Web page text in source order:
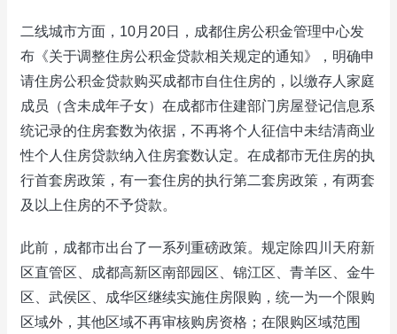
二线城市方面，10月20日，成都住房公积金管理中心发
布《关于调整住房公积金贷款相关规定的通知》，明确申
请住房公积金贷款购买成都市自住住房的，以缴存人家庭
成员（含未成年子女）在成都市住建部门房屋登记信息系
统记录的住房套数为依据，不再将个人征信中未结清商业
性个人住房贷款纳入住房套数认定。在成都市无住房的执
行首套房政策，有一套住房的执行第二套房政策，有两套
及以上住房的不予贷款。
此前，成都市出台了一系列重磅政策。规定除四川天府新
区直管区、成都高新区南部园区、锦江区、青羊区、金牛
区、武侯区、成华区继续实施住房限购，统一为一个限购
区域外，其他区域不再审核购房资格；在限购区域范围